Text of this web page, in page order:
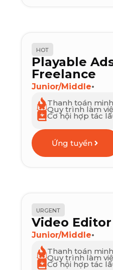
HOT
Playable
Freelance
Junior/Middle•
Thanh toán
Quy trình làm
Cơ hội hợp tác
Ứng tuyển
URGENT
Video
Junior/Middle•
Thanh toán
Quy trình làm
Cơ hội hợp tác